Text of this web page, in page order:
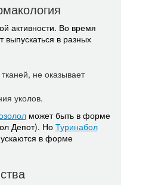
активности. Во время
выпускаться в разных
не оказывает
уколов.
может быть в форме
Депот). Но Туринабол
в форме